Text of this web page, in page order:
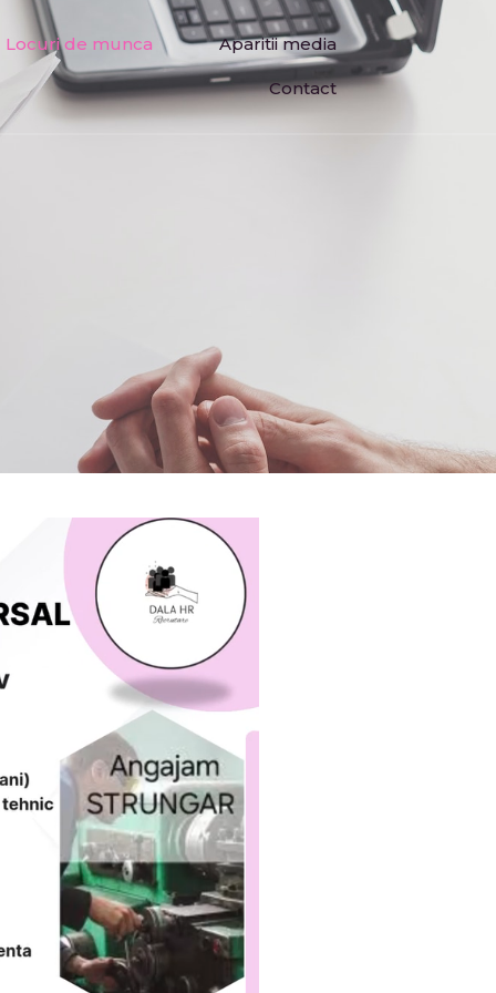
Locuri de munca Aparitii media
Contact